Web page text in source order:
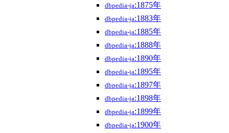
dbpedia-ja:1875年
dbpedia-ja:1883年
dbpedia-ja:1885年
dbpedia-ja:1888年
dbpedia-ja:1890年
dbpedia-ja:1895年
dbpedia-ja:1897年
dbpedia-ja:1898年
dbpedia-ja:1899年
dbpedia-ja:1900年